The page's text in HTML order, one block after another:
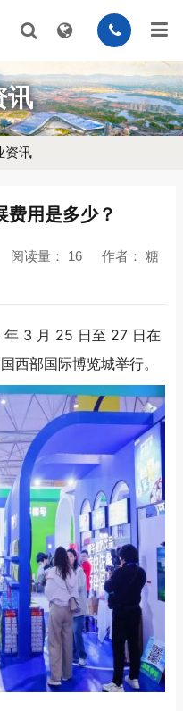
讯
资讯
费用是多少？
阅读量： 16 作者： 糖
3 月 25 日至 27 日在
西部国际博览城举行。